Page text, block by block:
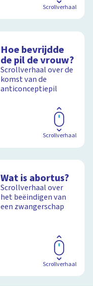
Scrollverhaal
Hoe bevrijdde
de pil de vrouw?
Scrollverhaal over de
komst van de
anticonceptiepil
Scrollverhaal
Wat is abortus?
Scrollverhaal over
het beëindigen van
een zwangerschap
Scrollverhaal